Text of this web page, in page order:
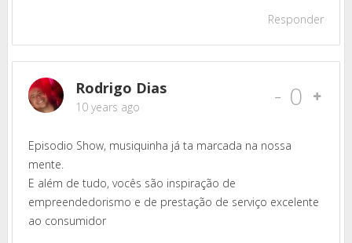
Responder
Rodrigo Dias
10 years ago - 0
Episodio Show, musiquinha já ta marcada na nossa
mente.
E além de tudo, vocês são inspiração de
empreendedorismo e de prestação de serviço excelente
ao consumidor